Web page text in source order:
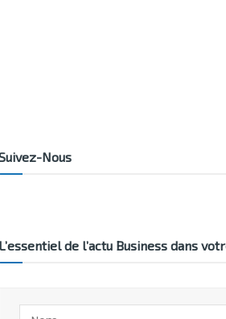
Nous
L’essentiel de l’actu Business dans